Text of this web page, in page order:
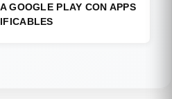
GOOGLE PLAY CON APPS